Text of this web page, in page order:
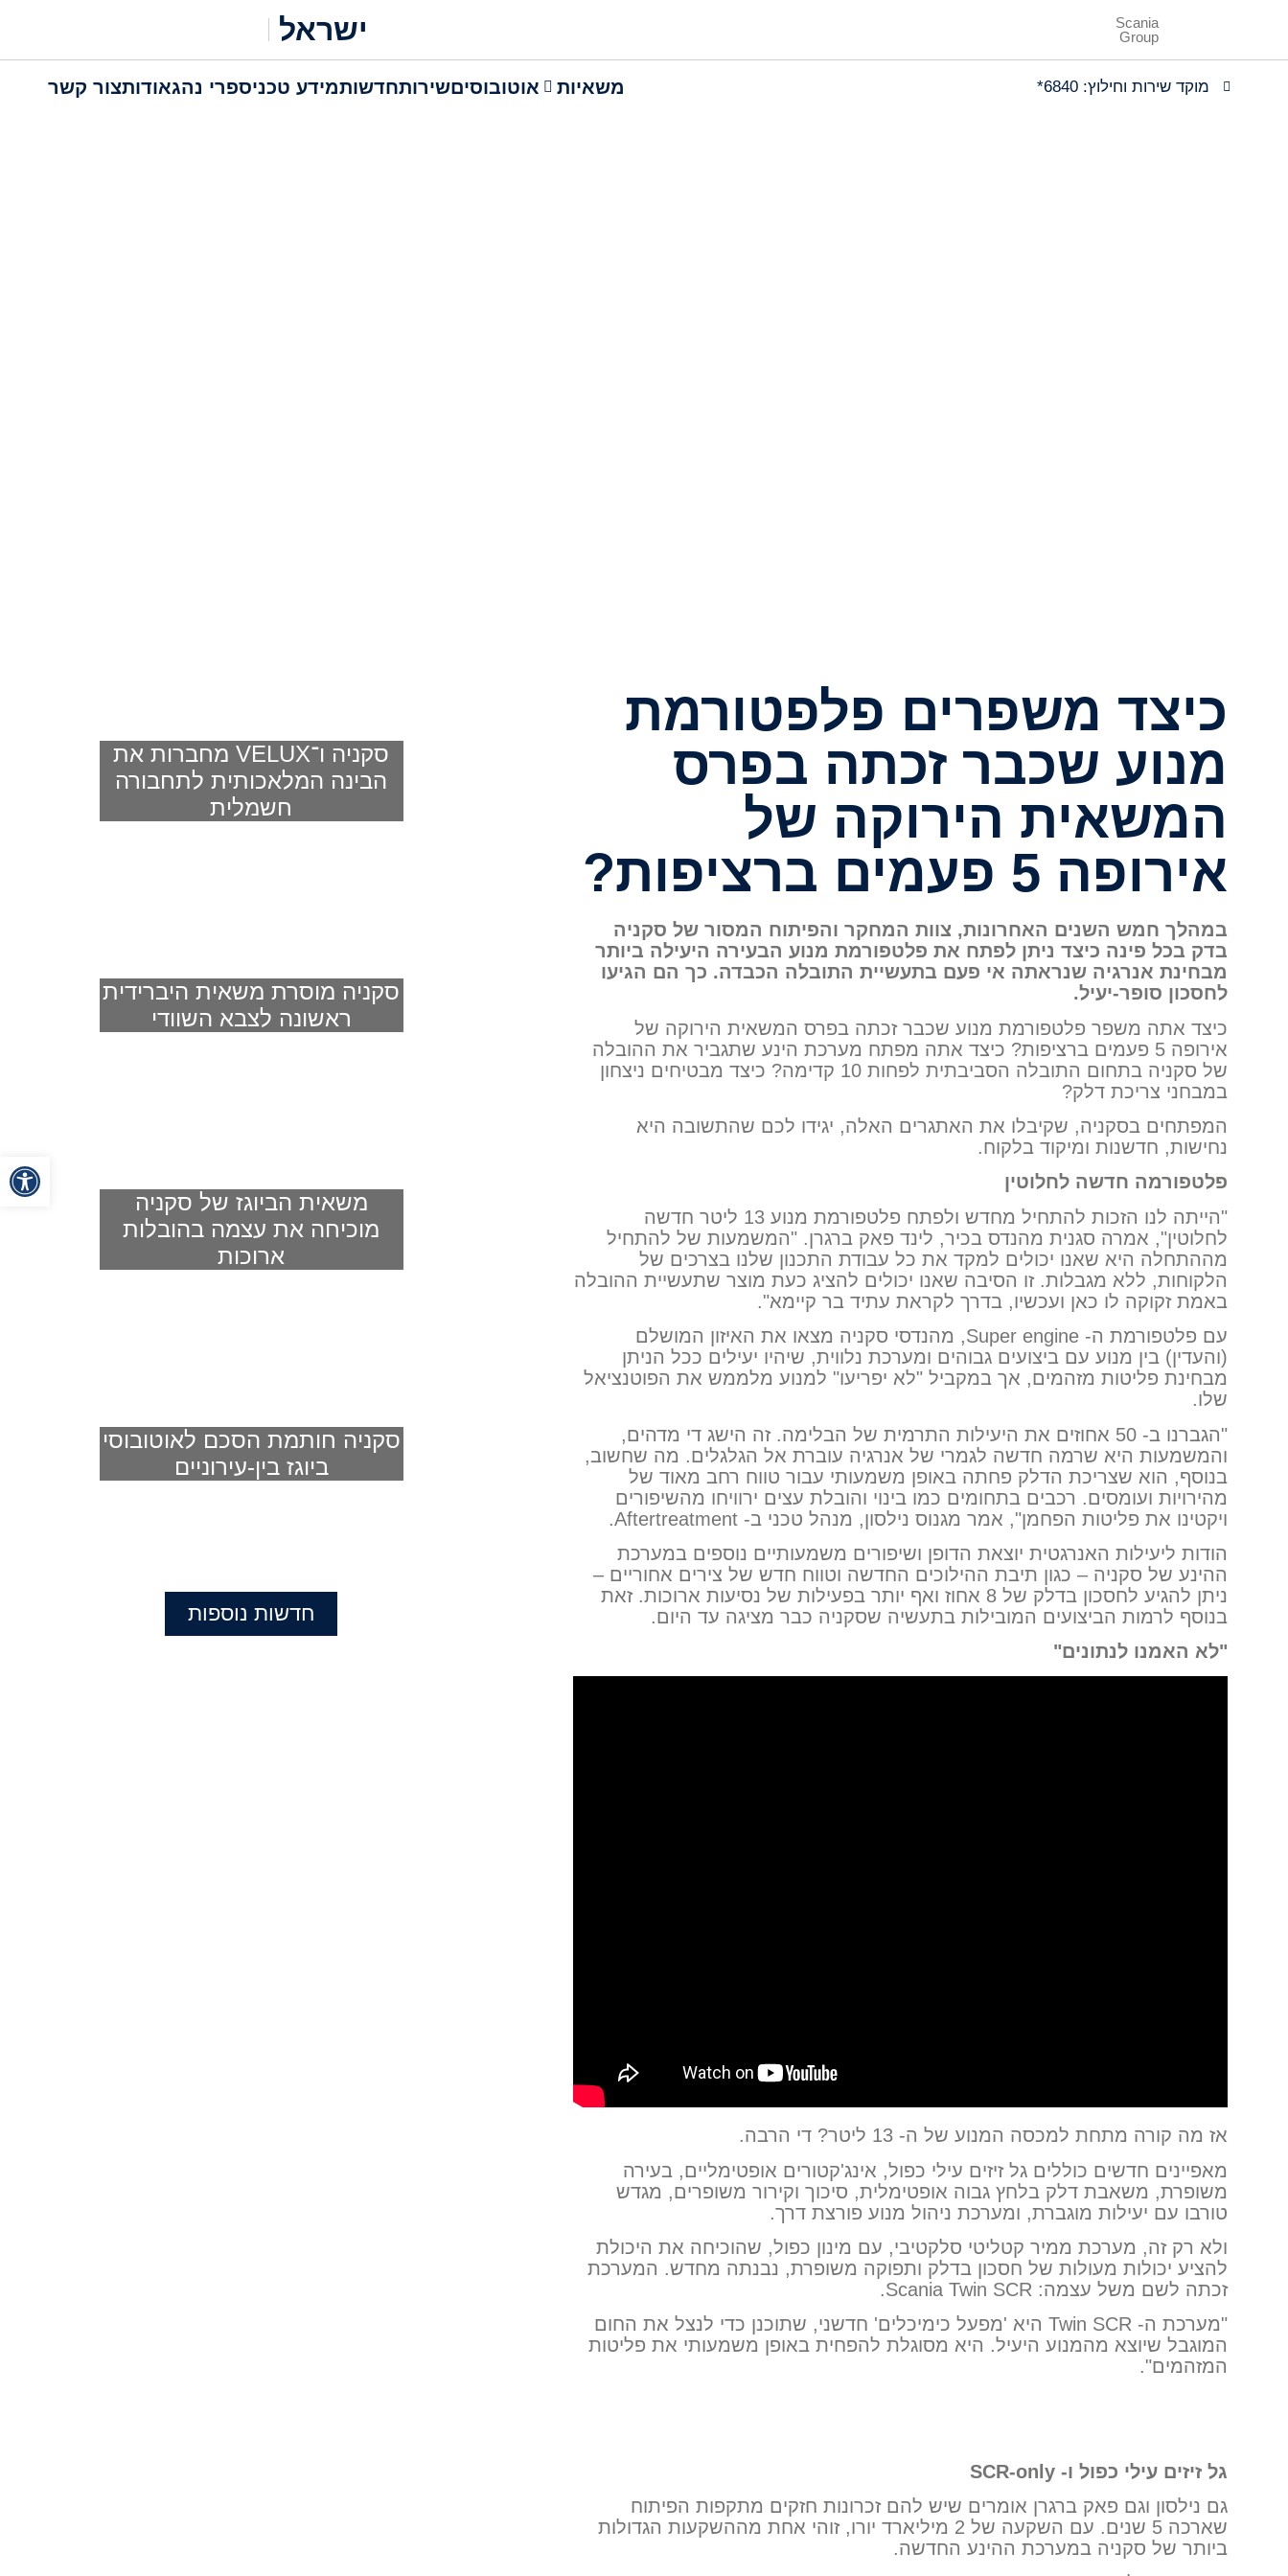
Scania
Group
ישראל
מוקד שירות וחילוץ: 6840* משאיות אוטובוסיםשירותחדשותמידע טכניספרי נהגאודותצור קשר
כיצד משפרים פלפטורמת
מנוע שכבר זכתה בפרס
המשאית הירוקה של
אירופה 5 פעמים ברציפות?
במהלך חמש השנים האחרונות, צוות המחקר והפיתוח המסור של סקניה
בדק בכל פינה כיצד ניתן לפתח את פלטפורמת מנוע הבעירה היעילה ביותר
מבחינת אנרגיה שנראתה אי פעם בתעשיית התובלה הכבדה. כך הם הגיעו
לחסכון סופר-יעיל.
כיצד אתה משפר פלטפורמת מנוע שכבר זכתה בפרס המשאית הירוקה של
אירופה 5 פעמים ברציפות? כיצד אתה מפתח מערכת הינע שתגביר את ההובלה
של סקניה בתחום התובלה הסביבתית לפחות 10 קדימה? כיצד מבטיחים ניצחון
במבחני צריכת דלק?
המפתחים בסקניה, שקיבלו את האתגרים האלה, יגידו לכם שהתשובה היא
נחישות, חדשנות ומיקוד בלקוח.
פלטפורמה חדשה לחלוטין
"הייתה לנו הזכות להתחיל מחדש ולפתח פלטפורמת מנוע 13 ליטר חדשה
לחלוטין", אמרה סגנית מהנדס בכיר, לינד פאק ברגרן. "המשמעות של להתחיל
מההתחלה היא שאנו יכולים למקד את כל עבודת התכנון שלנו בצרכים של
הלקוחות, ללא מגבלות. זו הסיבה שאנו יכולים להציג כעת מוצר שתעשיית ההובלה
באמת זקוקה לו כאן ועכשיו, בדרך לקראת עתיד בר קיימא".
עם פלטפורמת ה- Super engine, מהנדסי סקניה מצאו את האיזון המושלם
(והעדין) בין מנוע עם ביצועים גבוהים ומערכת נלווית, שיהיו יעילים ככל הניתן
מבחינת פליטות מזהמים, אך במקביל "לא יפריעו" למנוע מלממש את הפוטנציאל
שלו.
"הגברנו ב- 50 אחוזים את היעילות התרמית של הבלימה. זה הישג די מדהים,
והמשמעות היא שרמה חדשה לגמרי של אנרגיה עוברת אל הגלגלים. מה שחשוב,
בנוסף, הוא שצריכת הדלק פחתה באופן משמעותי עבור טווח רחב מאוד של
מהירויות ועומסים. רכבים בתחומים כמו בינוי והובלת עצים ירוויחו מהשיפורים
ויקטינו את פליטות הפחמן", אמר מגנוס נילסון, מנהל טכני ב- Aftertreatment.
הודות ליעילות האנרגטית יוצאת הדופן ושיפורים משמעותיים נוספים במערכת
ההינע של סקניה – כגון תיבת ההילוכים החדשה וטווח חדש של צירים אחוריים –
ניתן להגיע לחסכון בדלק של 8 אחוז ואף יותר בפעילות של נסיעות ארוכות. זאת
בנוסף לרמות הביצועים המובילות בתעשיה שסקניה כבר מציגה עד היום.
"לא האמנו לנתונים"
אז מה קורה מתחת למכסה המנוע של ה- 13 ליטר? די הרבה.
מאפיינים חדשים כוללים גל זיזים עילי כפול, אינג'קטורים אופטימליים, בעירה
משופרת, משאבת דלק בלחץ גבוה אופטימלית, סיכוך וקירור משופרים, מגדש
טורבו עם יעילות מוגברת, ומערכת ניהול מנוע פורצת דרך.
ולא רק זה, מערכת ממיר קטליטי סלקטיבי, עם מינון כפול, שהוכיחה את היכולת
להציע יכולות מעולות של חסכון בדלק ותפוקה משופרת, נבנתה מחדש. המערכת
זכתה לשם משל עצמה: Scania Twin SCR.
"מערכת ה- Twin SCR היא 'מפעל כימיכלים' חדשני, שתוכנן כדי לנצל את החום
המוגבל שיוצא מהמנוע היעיל. היא מסוגלת להפחית באופן משמעותי את פליטות
המזהמים".
גל זיזים עילי כפול ו- SCR-only
גם נילסון וגם פאק ברגרן אומרים שיש להם זכרונות חזקים מתקפות הפיתוח
שארכה 5 שנים. עם השקעה של 2 מיליארד יורו, זוהי אחת מההשקעות הגדולות
ביותר של סקניה במערכת ההינע החדשה.
סקניה ו־VELUX מחברות את
הבינה המלאכותית לתחבורה
חשמלית
סקניה מוסרת משאית היברידית
ראשונה לצבא השוודי
משאית הביוגז של סקניה
מוכיחה את עצמה בהובלות
ארוכות
סקניה חותמת הסכם לאוטובוסי
ביוגז בין-עירוניים
חדשות נוספות